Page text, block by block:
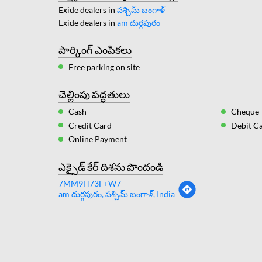
Exide dealers in పశ్చిమ్ బంగాళ్
Exide dealers in am దుర్గపురం
పార్కింగ్ ఎంపికలు
Free parking on site
చెల్లింపు పద్ధతులు
Cash
Cheque
Credit Card
Debit
Online Payment
ఎక్సైడ్ కేర్ దిశను పొందండి
7MM9H73F+W7
am దుర్గపురం, పశ్చిమ్ బంగాళ్, India